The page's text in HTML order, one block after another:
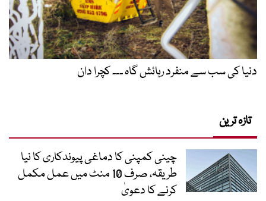
دنیا کی سب سے منفرد رہائش گاہ ۔۔۔ کچرا دان
تازہ ترین
چینی کمپنی کا دماغی پیوندکاری کا نیا
طریقہ، صرف 10 منٹ میں عمل مکمل
کرنے کا دعویٰ